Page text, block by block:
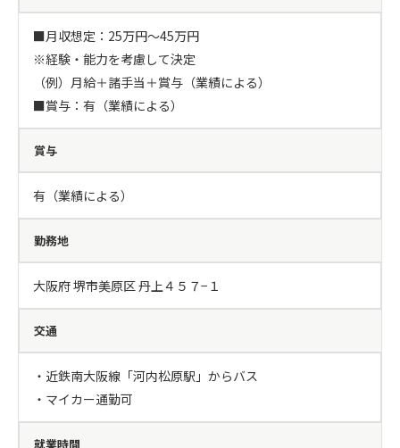
■月収想定：25万円〜45万円
※経験・能力を考慮して決定
（例）月給＋諸手当＋賞与（業績による）
■賞与：有（業績による）
賞与
有（業績による）
勤務地
大阪府 堺市美原区 丹上４５７−１
交通
・近鉄南大阪線「河内松原駅」からバス
・マイカー通勤可
就業時間